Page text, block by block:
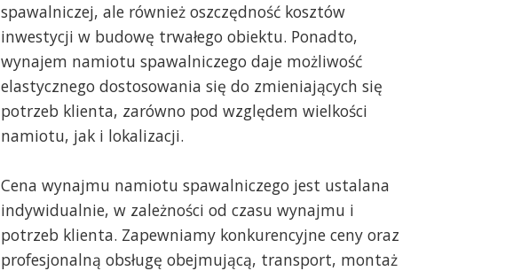
spawalniczej, ale również oszczędność kosztów
inwestycji w budowę trwałego obiektu. Ponadto,
wynajem namiotu spawalniczego daje możliwość
elastycznego dostosowania się do zmieniających się
potrzeb klienta, zarówno pod względem wielkości
namiotu, jak i lokalizacji.
Cena wynajmu namiotu spawalniczego jest ustalana
indywidualnie, w zależności od czasu wynajmu i
potrzeb klienta. Zapewniamy konkurencyjne ceny oraz
profesjonalną obsługę obejmującą, transport, montaż